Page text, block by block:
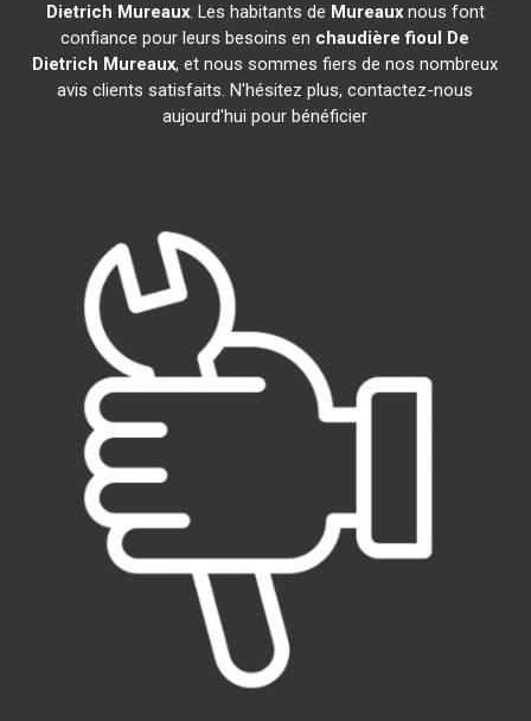
Dietrich Mureaux. Les habitants de Mureauxnous font
confiance pour leurs besoins en chaudière fioul De
Dietrich Mureaux, et nous sommes fiers de nos nombreux
avis clients satisfaits. N'hésitez plus, contactez-nous
aujourd'hui pour bénéficier